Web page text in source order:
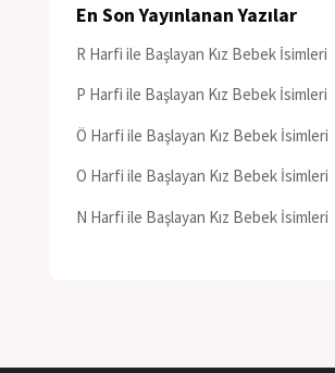
En Son Yayınlanan Yazılar
R Harfi ile Başlayan Kız Bebek İsimleri
P Harfi ile Başlayan Kız Bebek İsimleri
Ö Harfi ile Başlayan Kız Bebek İsimleri
O Harfi ile Başlayan Kız Bebek İsimleri
N Harfi ile Başlayan Kız Bebek İsimleri